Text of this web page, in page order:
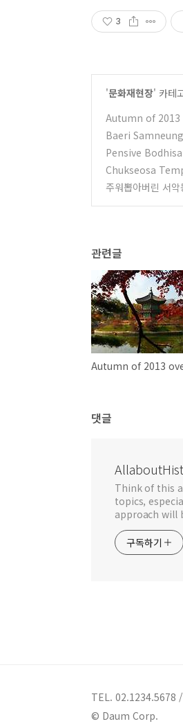
3
'문화재현장' 카테
Autumn of
Baeri
Pensive
Chukseosa
주워뽑아버린 서
관련글
댓글
Think of this
topics,
approach will
구독하기
TEL. 02.1234.5678 /
© Daum Corp.